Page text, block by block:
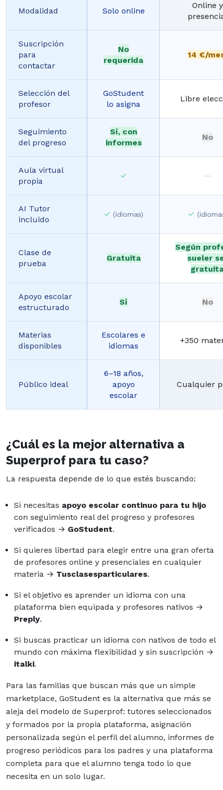
Modalidad Solo online
Online y
Suscripción
para
contactar
No
requerida
14 €/
Selección del
profesor
GoStudent
lo asigna
Libre
Seguimiento
del progreso
Sí, con
informes
No
Aula virtual
propia
✓ —
AI Tutor
incluido
✓ (idiomas) ✓
Clase de
prueba
Gratuita
Según
sueler
Apoyo escolar
estructurado
Sí No
Materias
disponibles
Escolares e
idiomas
+350
Público ideal
6–18 años,
apoyo
escolar
Cualquier
¿Cuál es la mejor alternativa a
Superprof para tu caso?
La respuesta depende de lo que estés buscando:
Si necesitas apoyo escolar continuo para tu hijo
con seguimiento real del progreso y profesores
verificados → GoStudent.
Si quieres libertad para elegir entre una gran oferta
de profesores online y presenciales en cualquier
materia → Tusclasesparticulares.
Si el objetivo es aprender un idioma con una
plataforma bien equipada y profesores nativos →
Preply.
Si buscas practicar un idioma con nativos de todo el
mundo con máxima flexibilidad y sin suscripción →
italki.
Para las familias que buscan más que un simple
marketplace, GoStudent es la alternativa que más se
aleja del modelo de Superprof: tutores seleccionados
y formados por la propia plataforma, asignación
personalizada según el perfil del alumno, informes de
progreso periódicos para los padres y una plataforma
completa para que el alumno tenga todo lo que
necesita en un solo lugar.